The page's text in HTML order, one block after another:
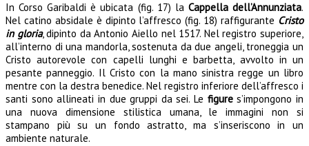
In Corso Garibaldi è ubicata (fig. 17) la Cappella dell’Annunziata.
Nel catino absidale è dipinto l’affresco (fig. 18) raffigurante Cristo
in gloria, dipinto da Antonio Aiello nel 1517. Nel registro superiore,
all’interno di una mandorla, sostenuta da due angeli, troneggia un
Cristo autorevole con capelli lunghi e barbetta, avvolto in un
pesante panneggio. Il Cristo con la mano sinistra regge un libro
mentre con la destra benedice. Nel registro inferiore dell’affresco i
santi sono allineati in due gruppi da sei. Le figures’impongono in
una nuova dimensione stilistica umana, le immagini non si
stampano più su un fondo astratto, ma s’inseriscono in un
ambiente naturale.